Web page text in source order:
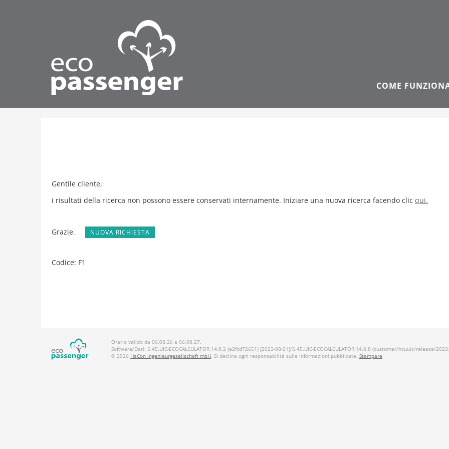
COME
Gentile cliente,
i risultati della ricerca non possono essere conservati internamente. Iniziare una nuova ricerca facendo clic qui.
Grazie. NUOVA RICHIESTA
Codice: F1
Orario valido da 06.08.26 a 06.08.27.
Software/Dati: 5.45.UIC-ECOCALCULATOR.14.8.2 (e2fcd72651) [2023-08-31]/5.45.UIC-ECOCALCULATOR.14.8.8 (customer/hcuuic/release/
© 2026 HaCon Ingenieurgesellschaft mbH. Si declina ogni responsabilità sulle informazioni pubblicate. Stampare